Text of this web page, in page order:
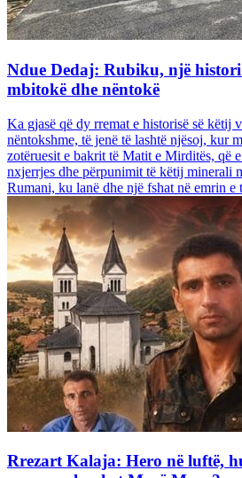
Ndue Dedaj: Rubiku, një
mbitokë dhe nëntokë
Ka gjasë që dy rremat e historisë së këtij
nëntokshme, të jenë të lashtë njësoj, kur
zotëruesit e bakrit të Matit e Mirditës, që
nxjerrjes dhe përpunimit të këtij minerali
Rumani, ku lanë dhe një fshat në emrin e
Rrezart Kalaja: Hero në luftë,